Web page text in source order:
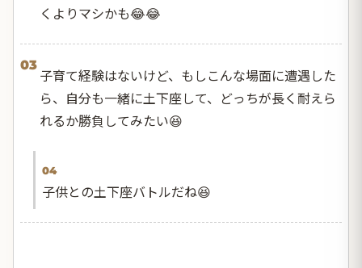
くよりマシかも😂😂
03
子育て経験はないけど、もしこんな場面に遭遇した
ら、自分も一緒に土下座して、どっちが長く耐えら
れるか勝負してみたい😆
04
子供との土下座バトルだね😆